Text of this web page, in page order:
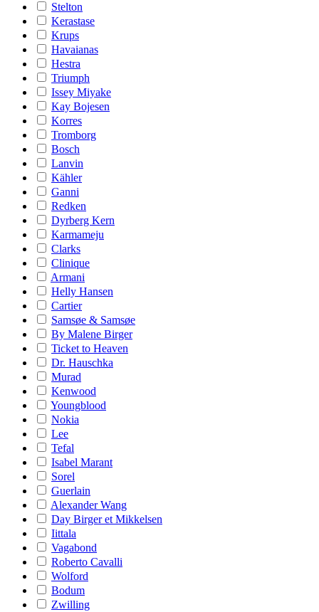
Stelton
Kerastase
Krups
Havaianas
Hestra
Triumph
Issey Miyake
Kay Bojesen
Korres
Tromborg
Bosch
Lanvin
Kähler
Ganni
Redken
Dyrberg Kern
Karmameju
Clarks
Clinique
Armani
Helly Hansen
Cartier
Samsøe & Samsøe
By Malene Birger
Ticket to Heaven
Dr. Hauschka
Murad
Kenwood
Youngblood
Nokia
Lee
Tefal
Isabel Marant
Sorel
Guerlain
Alexander Wang
Day Birger et Mikkelsen
Iittala
Vagabond
Roberto Cavalli
Wolford
Bodum
Zwilling